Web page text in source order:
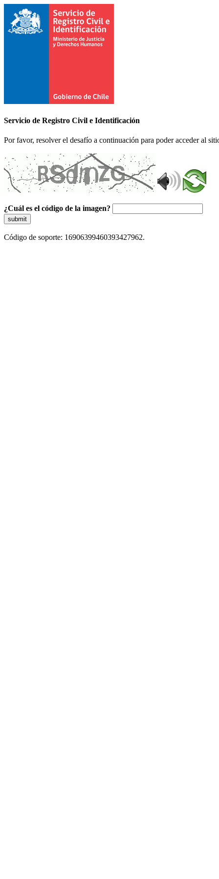
Servicio de Registro Civil e Identificación
Por favor, resolver el desafío a continuación para poder acceder al
¿Cuál es el código de la imagen?
submit
Código de soporte: 16906399460393427962.